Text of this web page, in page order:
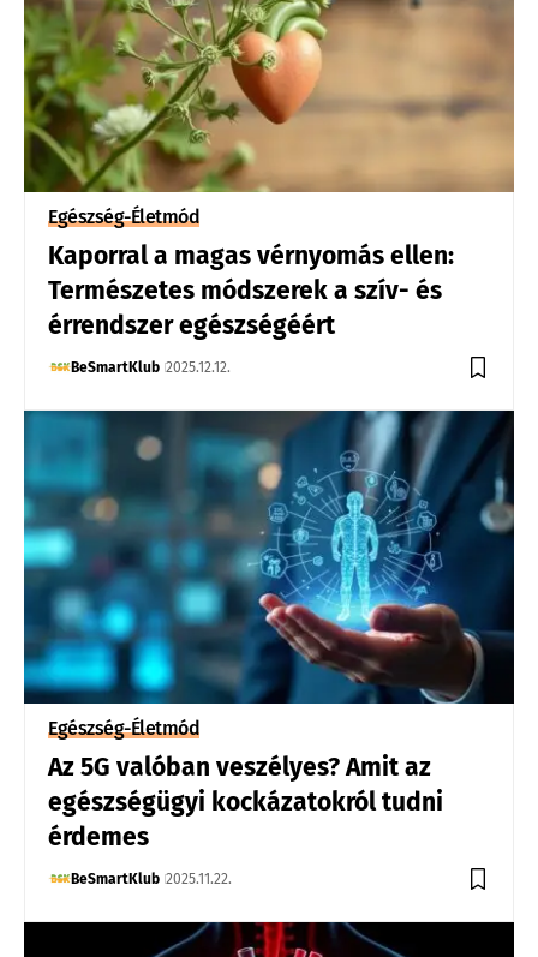
Egészség-Életmód
Kaporral a magas vérnyomás ellen:
Természetes módszerek a szív- és
érrendszer egészségéért
BeSmartKlub 2025.12.12.
Egészség-Életmód
Az 5G valóban veszélyes? Amit az
egészségügyi kockázatokról tudni
érdemes
BeSmartKlub 2025.11.22.